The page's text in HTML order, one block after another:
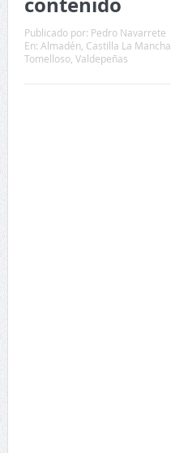
Publicado por: Pedro Navarrete
En: Almadén Castilla La Mancha
Tomelloso, Valdepeñas